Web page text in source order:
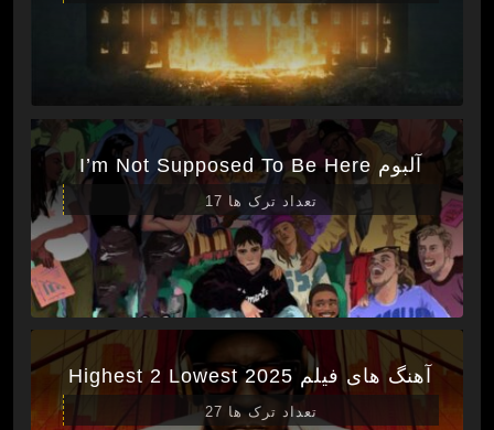
آلبوم I’m Not Supposed To Be Here
تعداد ترک ها 17
آهنگ های فیلم Highest 2 Lowest 2025
تعداد ترک ها 27